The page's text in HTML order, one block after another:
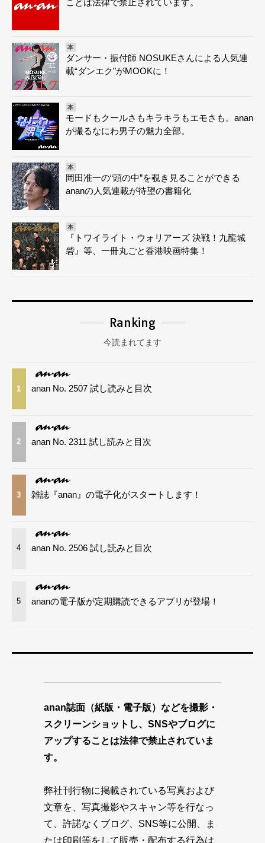
ことは法律で禁止されています。
本
ダンサー・振付師 NOSUKEさんによる人気連
載“ダンエク”がMOOKに！
本
モードもクールさもキラキラもエモさも。anan
が撮るなにわ男子の魅力全部。
本
岡田准一の“頭の中”を覗き見ることができる
ananの人気連載が待望の書籍化
本
『トワイライト・ウォリアーズ 決戦！九龍城
砦』等、一冊丸ごと香港映画特集！
Ranking
今読まれてます
1 anan No. 2507 試し読みと目次
2 anan No. 2311 試し読みと目次
3 雑誌『anan』の電子化がスタートします！
4 anan No. 2506 試し読みと目次
5 ananの電子版が定期購読できるアプリが登場！
anan誌面（紙版・電子版）などを撮影・
スクリーンショットし、SNSやブログに
アップすることは法律で禁止されていま
す。
弊社刊行物に掲載されている写真および
文章を、写真撮影やスキャン等を行なっ
て、許諾なくブログ、SNS等に公開、ま
たは印刷等をして販売・配布する行為は